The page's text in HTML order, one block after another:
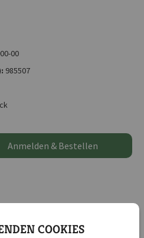
00
985507
Anmelden & Bestellen
COOKIES